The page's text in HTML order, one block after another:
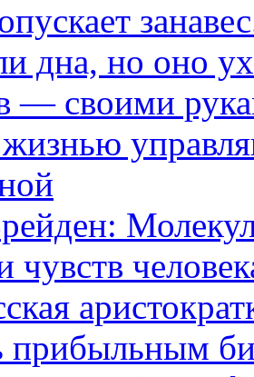
дна, но оно
— своими